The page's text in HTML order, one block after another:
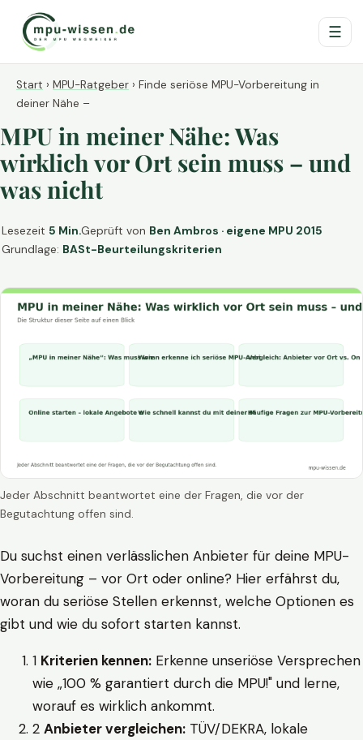
☰
Start › MPU-Ratgeber › Finde seriöse MPU-Vorbereitung in
deiner Nähe –
MPU in meiner Nähe: Was
wirklich vor Ort sein muss – und
was nicht
Lesezeit 5 Min.Geprüft von Ben Ambros · eigene MPU 2015
Grundlage: BASt-Beurteilungskriterien
Jeder Abschnitt beantwortet eine der Fragen, die vor der
Begutachtung offen sind.
Du suchst einen verlässlichen Anbieter für deine MPU-
Vorbereitung – vor Ort oder online? Hier erfährst du,
woran du seriöse Stellen erkennst, welche Optionen es
gibt und wie du sofort starten kannst.
1 Kriterien kennen: Erkenne unseriöse Versprechen
wie „100 % garantiert durch die MPU!" und lerne,
worauf es wirklich ankommt.
2 Anbieter vergleichen: TÜV/DEKRA, lokale